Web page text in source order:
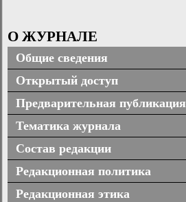
О ЖУРНАЛЕ
Общие сведения
Открытый доступ
Предварительная публикация
Тематика журнала
Состав редакции
Редакционная политика
Редакционная этика